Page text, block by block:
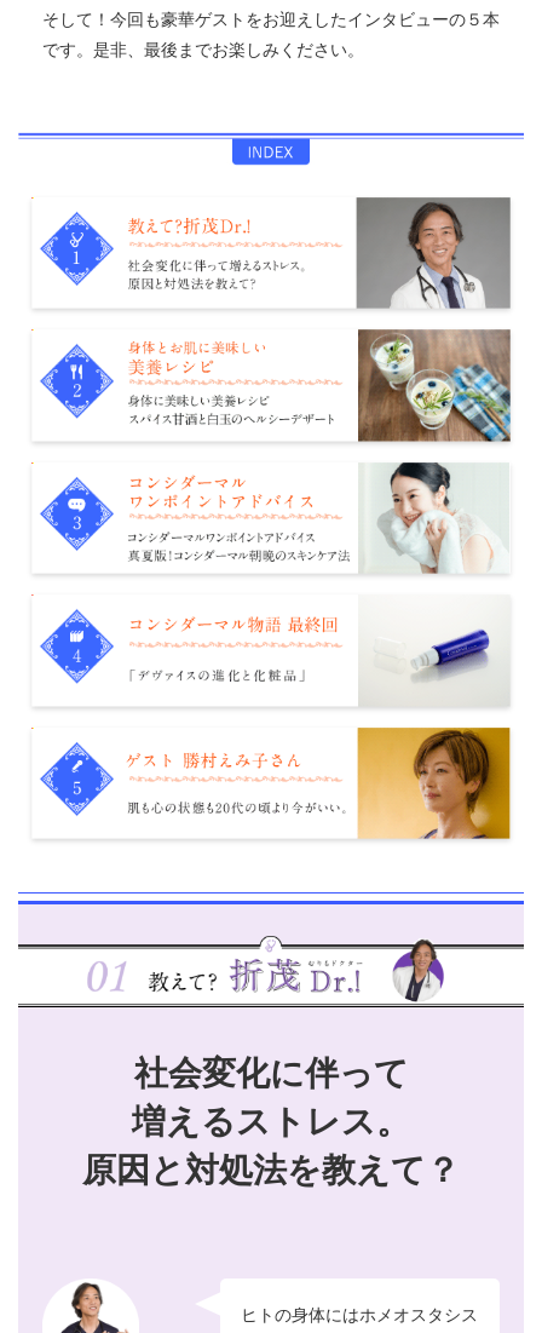
そして！今回も豪華ゲストをお迎えしたインタビューの５本
です。是非、最後までお楽しみください。
社会変化に伴って
増えるストレス。
原因と対処法を教えて？
ヒトの身体にはホメオスタシス